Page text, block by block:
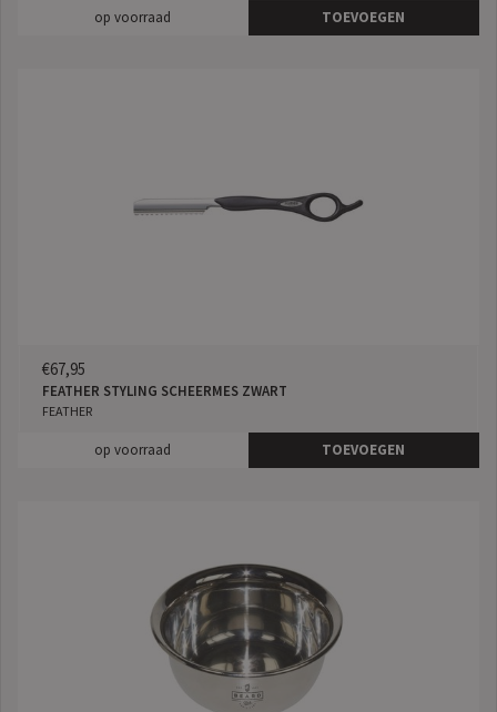
op voorraad TOEVOEGEN
€67,95
FEATHER STYLING SCHEERMES ZWART
FEATHER
op voorraad TOEVOEGEN